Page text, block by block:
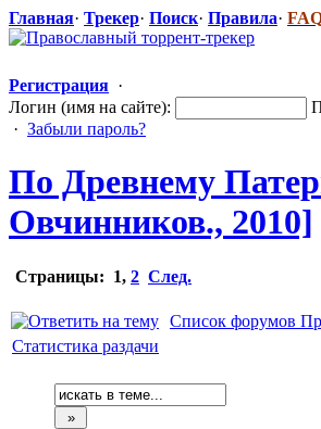
Главная· Трекер· Поиск· Правила·
Регистрация ·
Логин (имя на сайте):
· Забыли пароль?
По Древнему
Овчинников., ​ 2010]
Страницы: 1, 2 След.
Список форумов
Статистика раздачи